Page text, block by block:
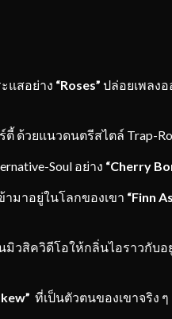
แสอย่าง “Roses” ปล่อยเพลง
ด้วยแนวดนตรีสไตล์ Trap-
Soul อย่าง “Cherry
ามาอยู่ในโลกของเขา “Finn
มิวสิควิดีโอให้กลิ่นไอราวกับ
ที่เป็นตัวตนของเขาจริง